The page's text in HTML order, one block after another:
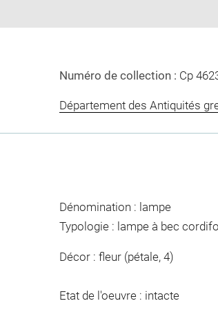
Numéro de collection : Cp
Département des Antiquités
Dénomination : lampe
Typologie : lampe à bec
Décor : fleur (pétale, 4)
Etat de l'oeuvre : intacte